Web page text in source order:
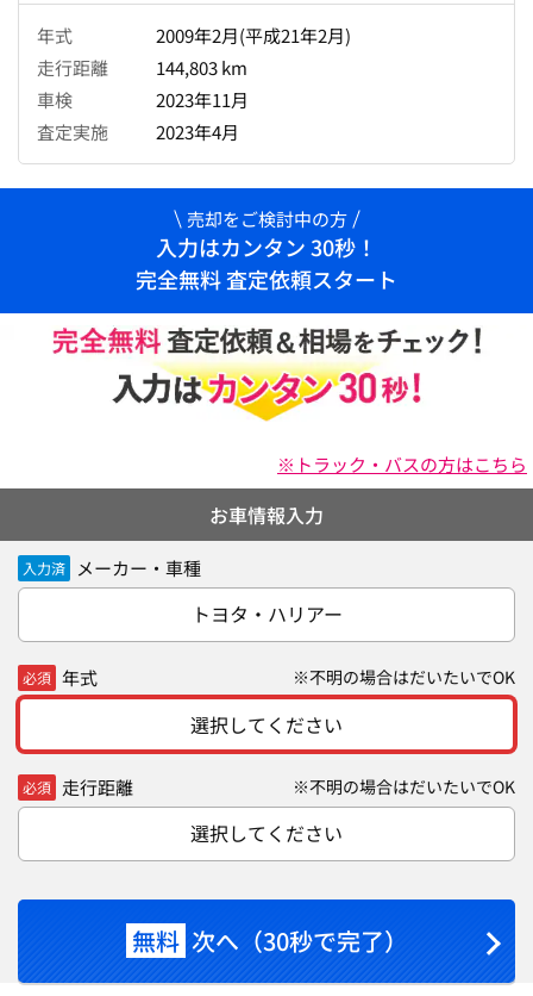
年式
2009年2月(平成21年2月)
走行距離
144,803 km
車検
2023年11月
査定実施
2023年4月
売却をご検討中の方
入力はカンタン 30秒！
完全無料 査定依頼スタート
※トラック・バスの方はこちら
お車情報入力
入力済 メーカー・車種
トヨタ・ハリアー
必須 年式 ※不明の場合はだいたいでOK
選択してください
必須 走行距離 ※不明の場合はだいたいでOK
選択してください
無料 次へ（30秒で完了）